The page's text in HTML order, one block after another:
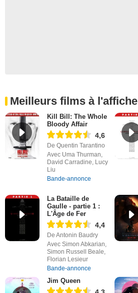
Meilleurs films à l'affiche
Kill Bill: The Whole
Bloody Affair
4,6
De Quentin Tarantino
Avec Uma Thurman,
David Carradine, Lucy
Liu
Bande-annonce
La Bataille de
Gaulle - partie 1 :
L'Âge de Fer
4,4
De Antonin Baudry
Avec Simon Abkarian,
Simon Russell Beale,
Florian Lesieur
Bande-annonce
Jim Queen